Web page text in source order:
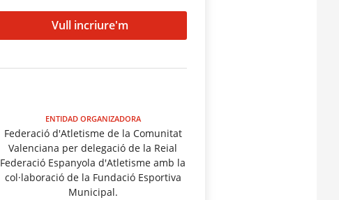
Vull incriure'm
ENTIDAD ORGANIZADORA
Federació d'Atletisme de la Comunitat
Valenciana per delegació de la Reial
Federació Espanyola d'Atletisme amb la
col·laboració de la Fundació Esportiva
Municipal.